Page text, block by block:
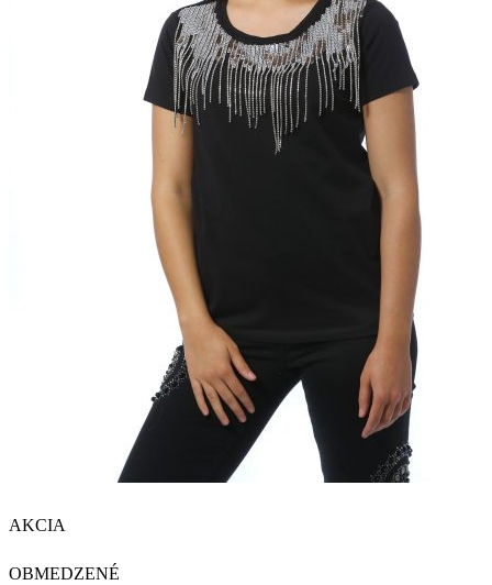
AKCIA
OBMEDZENÉ